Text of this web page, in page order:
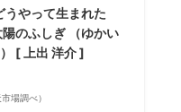
うやって生まれた
のふしぎ （ゆかい
[ 上出 洋介 ]
場調べ）